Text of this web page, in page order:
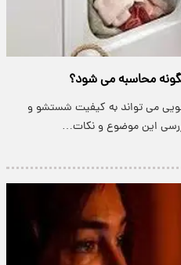
محاسبه می شود؟
می تواند به کیفیت شستشو و
این موضوع و نکات…